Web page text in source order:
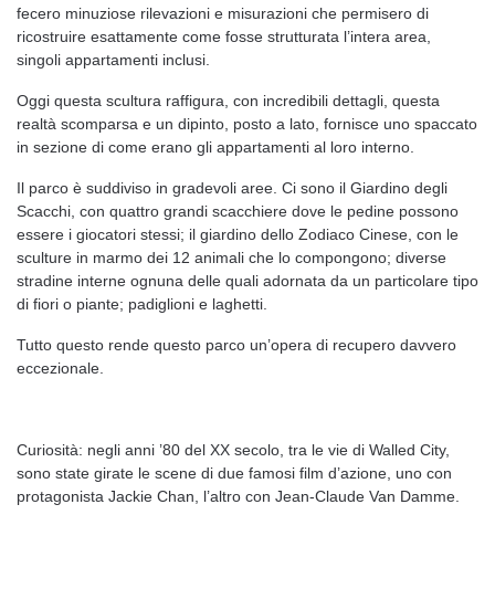
fecero minuziose rilevazioni e misurazioni che permisero di
ricostruire esattamente come fosse strutturata l’intera area,
singoli appartamenti inclusi.
Oggi questa scultura raffigura, con incredibili dettagli, questa
realtà scomparsa e un dipinto, posto a lato, fornisce uno spaccato
in sezione di come erano gli appartamenti al loro interno.
Il parco è suddiviso in gradevoli aree. Ci sono il Giardino degli
Scacchi, con quattro grandi scacchiere dove le pedine possono
essere i giocatori stessi; il giardino dello Zodiaco Cinese, con le
sculture in marmo dei 12 animali che lo compongono; diverse
stradine interne ognuna delle quali adornata da un particolare tipo
di fiori o piante; padiglioni e laghetti.
Tutto questo rende questo parco un’opera di recupero davvero
eccezionale.
Curiosità: negli anni ’80 del XX secolo, tra le vie di Walled City,
sono state girate le scene di due famosi film d’azione, uno con
protagonista Jackie Chan, l’altro con Jean-Claude Van Damme.